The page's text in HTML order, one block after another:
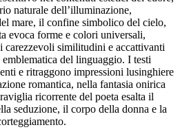
naturale dell’illuminazione,
mare, il confine simbolico del cielo,
evoca forme e colori universali,
carezzevoli similitudini e accattivanti
del linguaggio. I testi
e ritraggono impressioni lusinghiere
romantica, nella fantasia onirica
ricorrente del poeta esalta il
seduzione, il corpo della donna e la